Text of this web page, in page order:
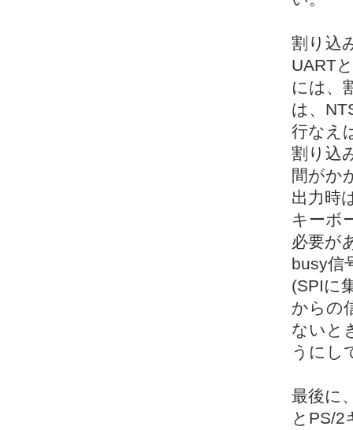
割り込
UART
には、
は、
行なえ
割り込
間がか
出力時
キーボ
必要が
busy信
(SPIに
からの
ないと
うにし
最後に
とPS/2